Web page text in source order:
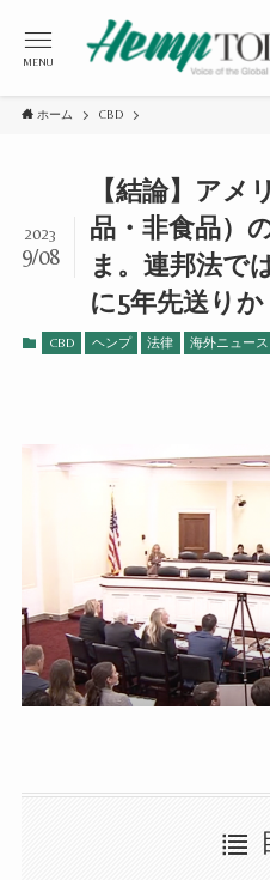
MENU
ホーム CBD
【結論】アメ
品・非食品）
ま。連邦法で
に5年先送りか
2023
9/08
CBD ヘンプ 法律 海外ニュース